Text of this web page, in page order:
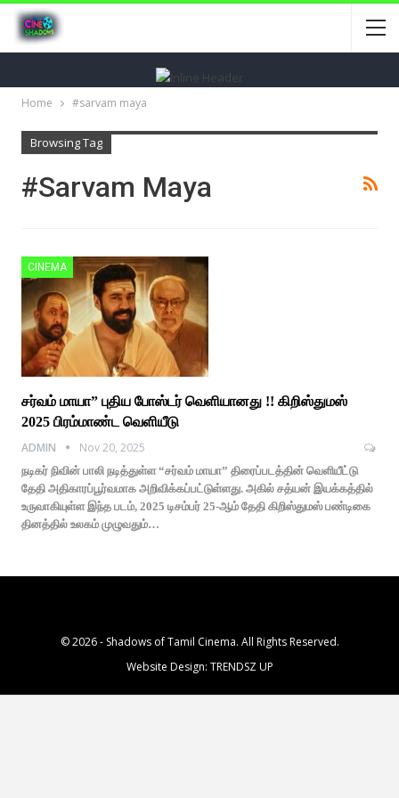
Home #sarvam maya
Browsing Tag
#sarvam Maya
CINEMA
சர்வம் மாயா” புதிய போஸ்டர் வெளியானது !! கிறிஸ்துமஸ்
2025 பிரம்மாண்ட வெளியீடு
ADMIN
Nov 20, 2025
நடிகர் நிவின் பாலி நடித்துள்ள “சர்வம் மாயா” திரைப்படத்தின் வெளியீட்டு
தேதி அதிகாரப்பூர்வமாக அறிவிக்கப்பட்டுள்ளது. அகில் சத்யன் இயக்கத்தில்
உருவாகியுள்ள இந்த படம், 2025 டிசம்பர் 25-ஆம் தேதி கிறிஸ்துமஸ் பண்டிகை
தினத்தில் உலகம் முழுவதும்…
© 2026 - Shadows of Tamil Cinema. All Rights Reserved.
Website Design: TRENDSZ UP